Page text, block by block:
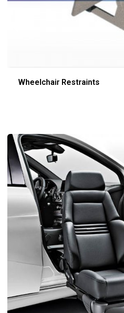
Wheelchair Restraints